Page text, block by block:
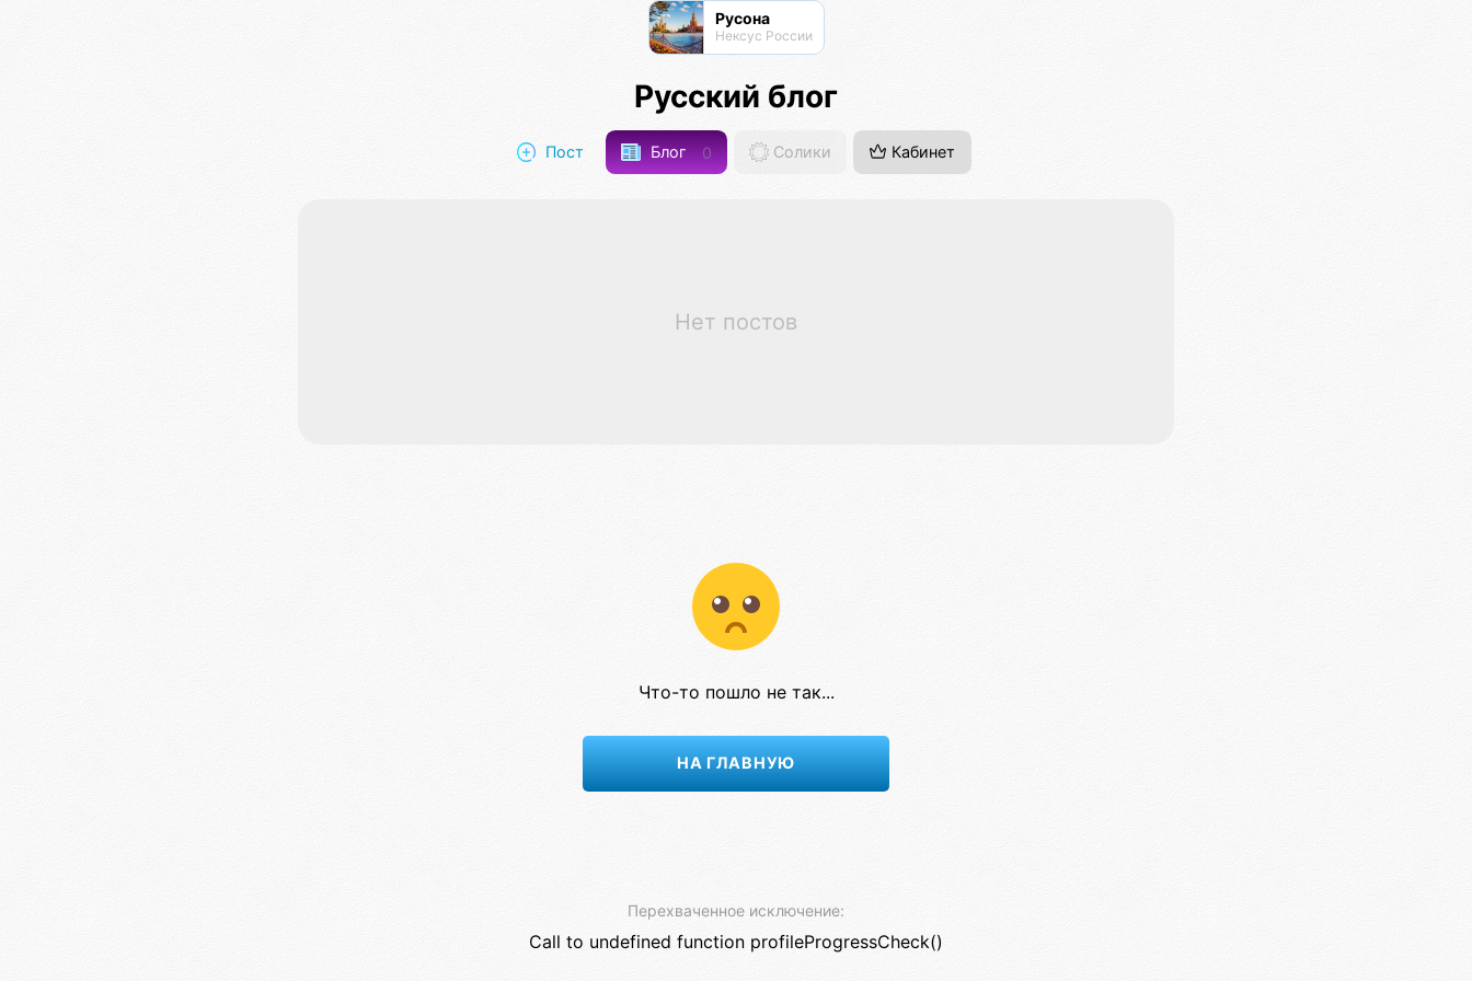
Русона
Нексус России
Русский блог
Пост Блог 0 Солики Кабинет
Нет постов
Что-то пошло не так...
НА ГЛАВНУЮ
Перехваченное исключение:
Call to undefined function profileProgressCheck()